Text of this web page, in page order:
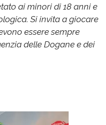
ai minori di 18 anni e
Si invita a giocare
essere sempre
delle Dogane e dei